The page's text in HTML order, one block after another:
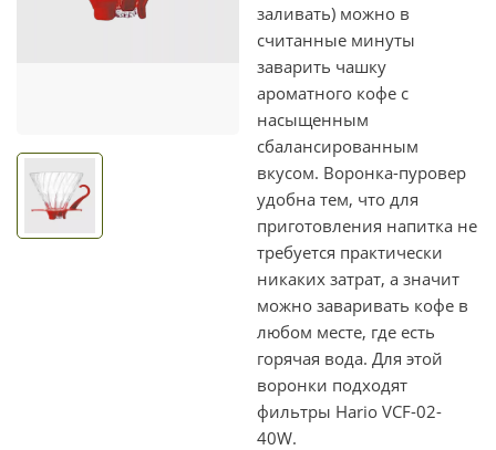
заливать) можно в
считанные минуты
заварить чашку
ароматного кофе с
насыщенным
сбалансированным
вкусом. Воронка-пуровер
удобна тем, что для
приготовления напитка не
требуется практически
никаких затрат, а значит
можно заваривать кофе в
любом месте, где есть
горячая вода. Для этой
воронки подходят
фильтры Hario VCF-02-
40W.